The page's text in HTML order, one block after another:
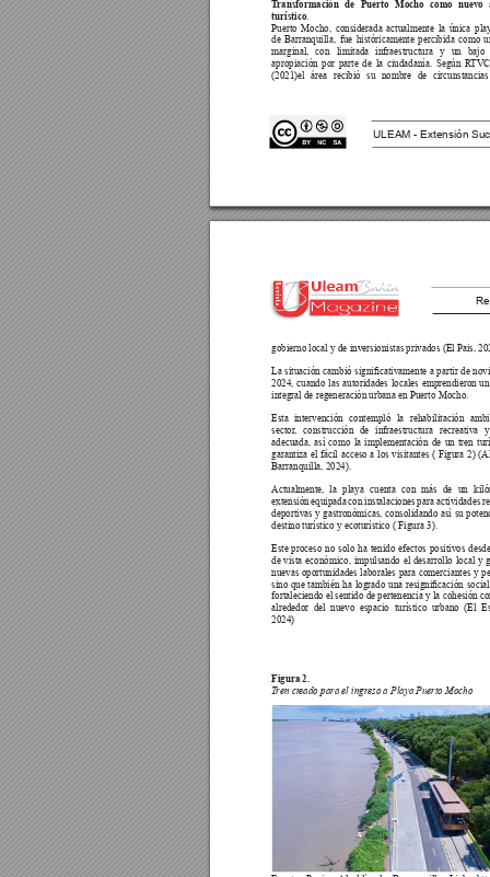
ULEAM - Extensión
Transformación de Puerto Mocho como
turístico.
Puerto Mocho, considerada actualmente la única
de Barranquilla, fue históricamente percibida como
marginal, con limitada infraestructura y un
apropiación por parte de la ciudadanía. Según R
(2021)el área recibió su nombre de
gobierno local y de inversionistas privados (El Pais,
La situación cambió signicativamente a partir de
2024, cuando las autoridades locales emprendieron
integral de regeneración urbana en Puerto Mocho.
Esta intervención contempló la rehabilitación
sector, construcción de infraestructura
adecuada, así como la implementación de un tren
garantiza el fácil acceso a los visitantes ( Figura 2)
Barranquilla, 2024).
Actualmente, la playa cuenta con más de un
extensión equipada con instalaciones para actividades
deportivas y gastronómicas, consolidando así su
destino turístico y ecoturístico ( Figura 3).
Este proceso no solo ha tenido efectos positivos
de vista económico, impulsando el desarrollo local y
nuevas oportunidades laborales para comerciantes y
sino que también ha logrado una resignicación
fortaleciendo el sentido de pertenencia y la cohesión
alrededor del nuevo espacio turístico urbano (El
2024)
Figura 2.
Tren creado para el ingreso a Playa Puerto Mocho